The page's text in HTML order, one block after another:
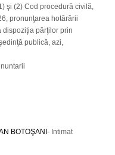
şi (2) Cod procedură civilă,
pronunţarea hotărârii
dispoziţia părţilor prin
publică, azi,
BOTOŞANI - Intimat